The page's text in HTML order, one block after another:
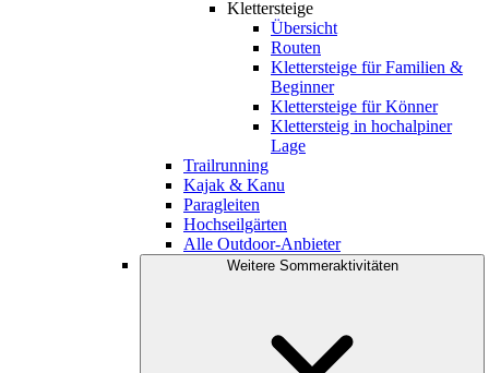
Klettersteige
Übersicht
Routen
Klettersteige für Familien &
Beginner
Klettersteige für Könner
Klettersteig in hochalpiner
Lage
Trailrunning
Kajak & Kanu
Paragleiten
Hochseilgärten
Alle Outdoor-Anbieter
Weitere Sommeraktivitäten